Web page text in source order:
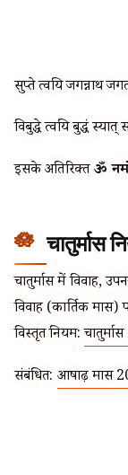
सुप्ते त्वयि जगन्नाथ
विबुद्धे त्वयि बुद्धं
इसके अतिरिक्तॐ
चातुर्मास
चातुर्मास में विवाह,
विवाह (कार्तिक मास)
विस्तृत नियम:
संबंधित: आषाढ़ मास